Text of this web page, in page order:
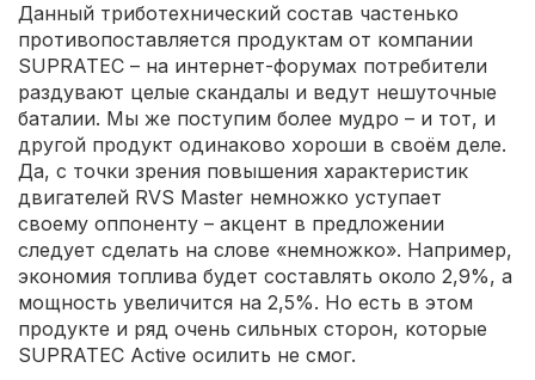
Данный триботехнический состав частенько
противопоставляется продуктам от компании
SUPRATEC – на интернет-форумах потребители
раздувают целые скандалы и ведут нешуточные
баталии. Мы же поступим более мудро – и тот, и
другой продукт одинаково хороши в своём деле.
Да, с точки зрения повышения характеристик
двигателей RVS Master немножко уступает
своему оппоненту – акцент в предложении
следует сделать на слове «немножко». Например,
экономия топлива будет составлять около 2,9%, а
мощность увеличится на 2,5%. Но есть в этом
продукте и ряд очень сильных сторон, которые
SUPRATEC Active осилить не смог.